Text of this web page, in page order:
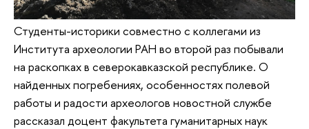
Студенты-историки совместно с коллегами из
Института археологии РАН во второй раз побывали
на раскопках в северокавказской республике. О
найденных погребениях, особенностях полевой
работы и радости археологов новостной службе
рассказал доцент факультета гуманитарных наук